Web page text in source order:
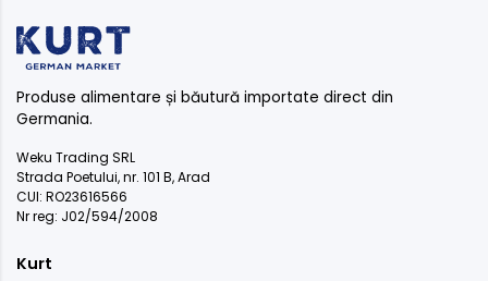
Produse alimentare și băutură importate direct din
Germania.
Weku Trading SRL
Strada Poetului, nr. 101 B, Arad
CUI: RO23616566
Nr reg: J02/594/2008
Kurt